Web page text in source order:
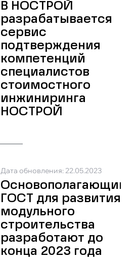
В НОСТРОЙ
разрабатывается
сервис
подтверждения
компетенций
специалистов
стоимостного
инжиниринга
НОСТРОЙ
Дата обновления: 22.05.2023
Основополагающий
ГОСТ для развития
модульного
строительства
разработают до
конца 2023 года